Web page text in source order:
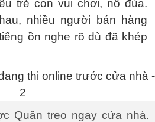
trẻ con vui chơi, nô đùa.
nhiều người bán hàng
ồn nghe rõ dù đã khép
Quân treo ngay cửa nhà.